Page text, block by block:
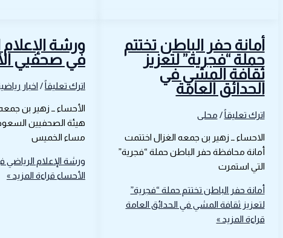
أمانة حفر الباطن تختتم
حملة “فجرية” لتعزيز
ثقافة المشي في
الحدائق العامة
اترك تعليقاً / محلى
الاحساء ــ زهير بن جمعه الغزال اختتمت
أمانة محافظة حفر الباطن حملة “فجرية”
التي استمرت
أمانة حفر الباطن تختتم حملة “فجرية”
لتعزيز ثقافة المشي في الحدائق العامة
قراءة المزيد »
ورشة الإعلام
في صحفيي
اترك تعليقاً/ اخبار
الأحساء ــ زهير بن
هيئة الصحفيين
مساء الخميس
ورشة الإعلام
الأحساء قراءة المزيد »